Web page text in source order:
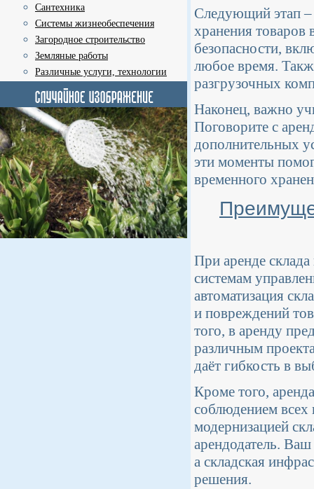
Сантехника
Системы жизнеобеспечения
Загородное строительство
Земляные работы
Различные услуги, технологии
Следующий этап
хранения
безопасности,
любое время.
разгрузочных
Наконец, важно
Поговорите с
дополнительных
эти моменты
временного
При аренде
системам
автоматизация
и повреждений
того, в аренду
различным
даёт гибкость в
Кроме того,
соблюдением
модернизацией
арендодатель. Ваш
а складская
решения.